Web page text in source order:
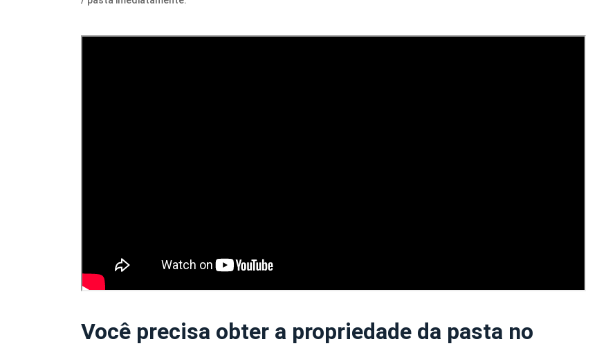
Você precisa obter a propriedade da pasta no